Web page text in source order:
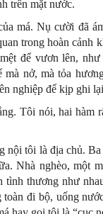
trên mặt nước.
má. Nụ cười đã
trong hoàn cảnh
để vươn lên,
nở, mà tỏa
nghiệp để kịp ghi
Tôi nói, hai hàm
nội tôi là địa chủ.
Nhà nghèo, một
tình thương như
đi bộ, uống